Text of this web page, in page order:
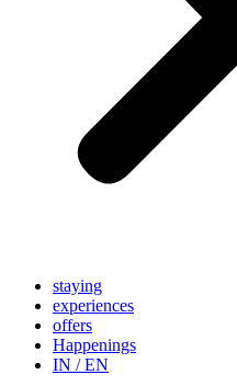
staying
experiences
offers
Happenings
IN / EN